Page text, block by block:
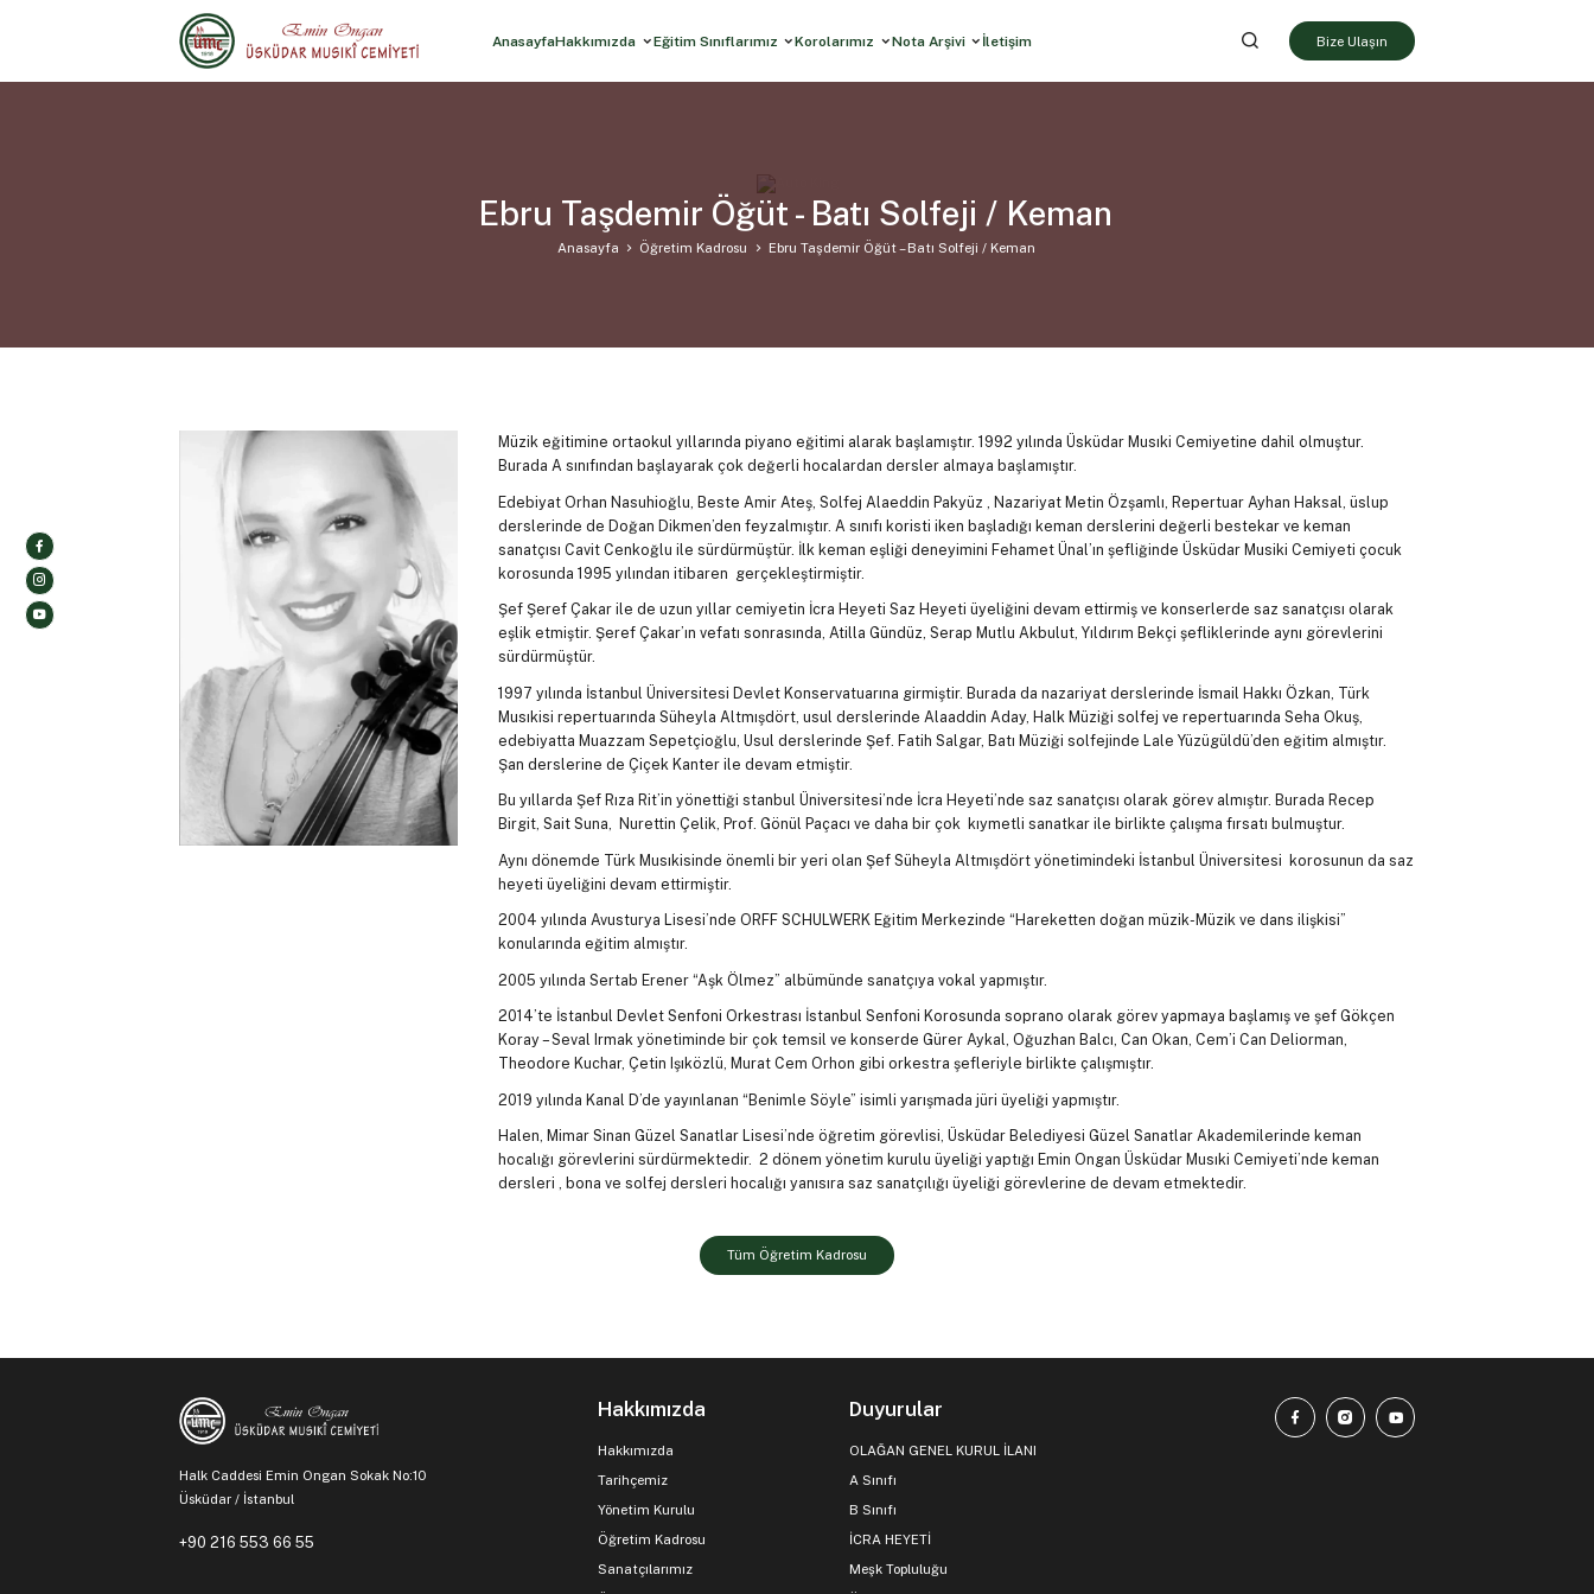
AnasayfaHakkımızda Eğitim Sınıflarımız Korolarımız Nota Arşivi İletişim Bize Ulaşın
Ebru Taşdemir Öğüt - Batı Solfeji / Keman
Anasayfa Öğretim Kadrosu Ebru Taşdemir Öğüt – Batı Solfeji / Keman
Müzik eğitimine ortaokul yıllarında piyano eğitimi alarak başlamıştır. 1992 yılında Üsküdar Musıki Cemiyetine dahil olmuştur.
Burada A sınıfından başlayarak çok değerli hocalardan dersler almaya başlamıştır.
Edebiyat Orhan Nasuhioğlu, Beste Amir Ateş, Solfej Alaeddin Pakyüz , Nazariyat Metin Özşamlı, Repertuar Ayhan Haksal, üslup
derslerinde de Doğan Dikmen’den feyzalmıştır. A sınıfı koristi iken başladığı keman derslerini değerli bestekar ve keman
sanatçısı Cavit Cenkoğlu ile sürdürmüştür. İlk keman eşliği deneyimini Fehamet Ünal’ın şefliğinde Üsküdar Musiki Cemiyeti çocuk
korosunda 1995 yılından itibaren gerçekleştirmiştir.
Şef Şeref Çakar ile de uzun yıllar cemiyetin İcra Heyeti Saz Heyeti üyeliğini devam ettirmiş ve konserlerde saz sanatçısı olarak
eşlik etmiştir. Şeref Çakar’ın vefatı sonrasında, Atilla Gündüz, Serap Mutlu Akbulut, Yıldırım Bekçi şefliklerinde aynı görevlerini
sürdürmüştür.
1997 yılında İstanbul Üniversitesi Devlet Konservatuarına girmiştir. Burada da nazariyat derslerinde İsmail Hakkı Özkan, Türk
Musıkisi repertuarında Süheyla Altmışdört, usul derslerinde Alaaddin Aday, Halk Müziği solfej ve repertuarında Seha Okuş,
edebiyatta Muazzam Sepetçioğlu, Usul derslerinde Şef. Fatih Salgar, Batı Müziği solfejinde Lale Yüzügüldü’den eğitim almıştır.
Şan derslerine de Çiçek Kanter ile devam etmiştir.
Bu yıllarda Şef Rıza Rit’in yönettiği stanbul Üniversitesi’nde İcra Heyeti’nde saz sanatçısı olarak görev almıştır. Burada Recep
Birgit, Sait Suna, Nurettin Çelik, Prof. Gönül Paçacı ve daha bir çok kıymetli sanatkar ile birlikte çalışma fırsatı bulmuştur.
Aynı dönemde Türk Musıkisinde önemli bir yeri olan Şef Süheyla Altmışdört yönetimindeki İstanbul Üniversitesi korosunun da saz
heyeti üyeliğini devam ettirmiştir.
2004 yılında Avusturya Lisesi’nde ORFF SCHULWERK Eğitim Merkezinde “Hareketten doğan müzik-Müzik ve dans ilişkisi”
konularında eğitim almıştır.
2005 yılında Sertab Erener “Aşk Ölmez” albümünde sanatçıya vokal yapmıştır.
2014’te İstanbul Devlet Senfoni Orkestrası İstanbul Senfoni Korosunda soprano olarak görev yapmaya başlamış ve şef Gökçen
Koray – Seval Irmak yönetiminde bir çok temsil ve konserde Gürer Aykal, Oğuzhan Balcı, Can Okan, Cem’i Can Deliorman,
Theodore Kuchar, Çetin Işıközlü, Murat Cem Orhon gibi orkestra şefleriyle birlikte çalışmıştır.
2019 yılında Kanal D’de yayınlanan “Benimle Söyle” isimli yarışmada jüri üyeliği yapmıştır.
Halen, Mimar Sinan Güzel Sanatlar Lisesi’nde öğretim görevlisi, Üsküdar Belediyesi Güzel Sanatlar Akademilerinde keman
hocalığı görevlerini sürdürmektedir. 2 dönem yönetim kurulu üyeliği yaptığı Emin Ongan Üsküdar Musıki Cemiyeti’nde keman
dersleri , bona ve solfej dersleri hocalığı yanısıra saz sanatçılığı üyeliği görevlerine de devam etmektedir.
Tüm Öğretim Kadrosu
Halk Caddesi Emin Ongan Sokak No:10
Üsküdar / İstanbul
+90 216 553 66 55
Hakkımızda
Hakkımızda
Tarihçemiz
Yönetim Kurulu
Öğretim Kadrosu
Sanatçılarımız
Duyurular
OLAĞAN GENEL KURUL İLANI
A Sınıfı
B Sınıfı
İCRA HEYETİ
Meşk Topluluğu